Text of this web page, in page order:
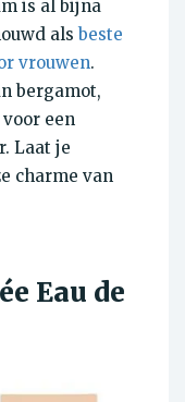
is al bijna
alsbeste
vrouwen.
bergamot,
een
Laat je
charme van
Eau de